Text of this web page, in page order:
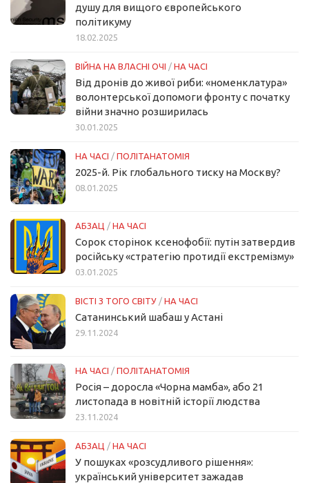
душу для вищого європейського
політикуму
18.02.2025
ВІЙНА НА ВЛАСНІ ОЧІ / НА ЧАСІ
Від дронів до живої риби: «номенклатура»
волонтерської допомоги фронту с початку
війни значно розширилась
30.01.2025
НА ЧАСІ / ПОЛІТАНАТОМІЯ
2025-й. Рік глобального тиску на Москву?
08.01.2025
АБЗАЦ / НА ЧАСІ
Сорок сторінок ксенофобії: путін затвердив
російську «стратегію протидії екстремізму»
03.01.2025
ВІСТІ З ТОГО СВІТУ / НА ЧАСІ
Сатанинський шабаш у Астані
29.11.2024
НА ЧАСІ / ПОЛІТАНАТОМІЯ
Росія – доросла «Чорна мамба», або 21
листопада в новітній історії людства
23.11.2024
АБЗАЦ / НА ЧАСІ
У пошуках «розсудливого рішення»:
український університет зажадав